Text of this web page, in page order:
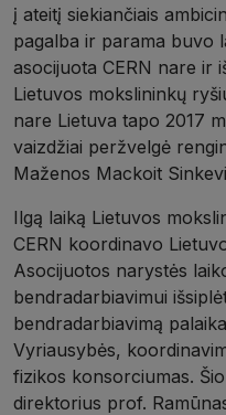
į ateitį siekiančiais
pagalba ir parama buvo
asocijuota CERN nare ir
Lietuvos mokslininkų
nare Lietuva tapo 2017
vaizdžiai peržvelgė
Maženos Mackoit
Ilgą laiką Lietuvos
CERN koordinavo
Asocijuotos narystės
bendradarbiavimui
bendradarbiavimą
Vyriausybės,
fizikos konsorciumas.
direktorius prof.